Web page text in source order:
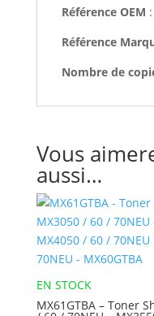
Référence OEM
Référence
Nombre de
Vous
aussi…
EN STOCK
MX61GTBA – Toner